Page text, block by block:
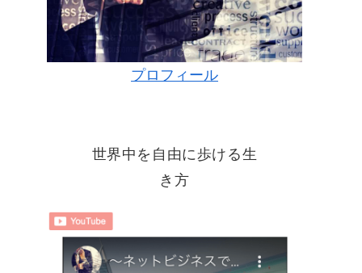
プロフィール
世界中を自由に歩ける生
き方